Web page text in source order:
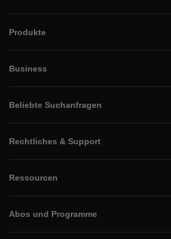
Produkte
Business
Beliebte Suchanfragen
Rechtliches & Support
Ressourcen
Abos und Programme